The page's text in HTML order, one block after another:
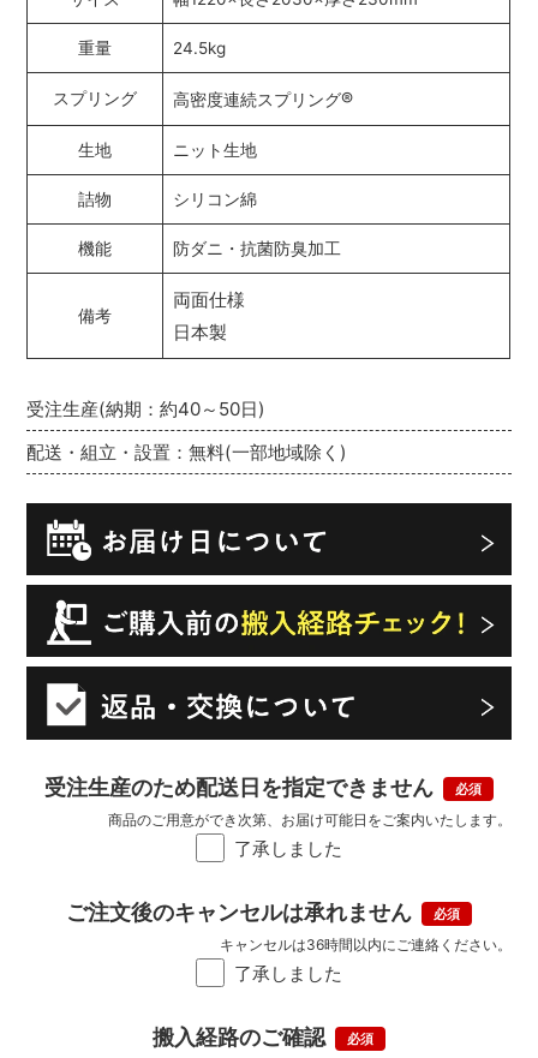
受注生産(納期：約40～50日)
配送・組立・設置：無料(一部地域除く)
受注生産のため配送日を指定できません
了承しました
商品のご用意ができ次第、お届け可能日をご案内いたします。
ご注文後のキャンセルは承れません
了承しました
キャンセルは36時間以内にご連絡ください。
搬入経路のご確認
重量 24.5kg
スプリング 高密度連続スプリング®
生地 ニット生地
詰物 シリコン綿
機能 防ダニ・抗菌防臭加工
備考
両面仕様
日本製